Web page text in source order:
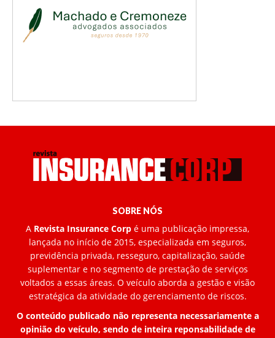
SOBRE NÓS
A Revista Insurance Corp é uma publicação impressa,
lançada no início de 2015, especializada em seguros,
previdência privada, resseguro, capitalização, saúde
suplementar e no segmento de prestação de serviços
voltados a essas áreas. O veículo aborda a gestão e visão
estratégica da atividade do gerenciamento de riscos.
O conteúdo publicado não representa necessariamente a
opinião do veículo, sendo de inteira reponsabilidade de